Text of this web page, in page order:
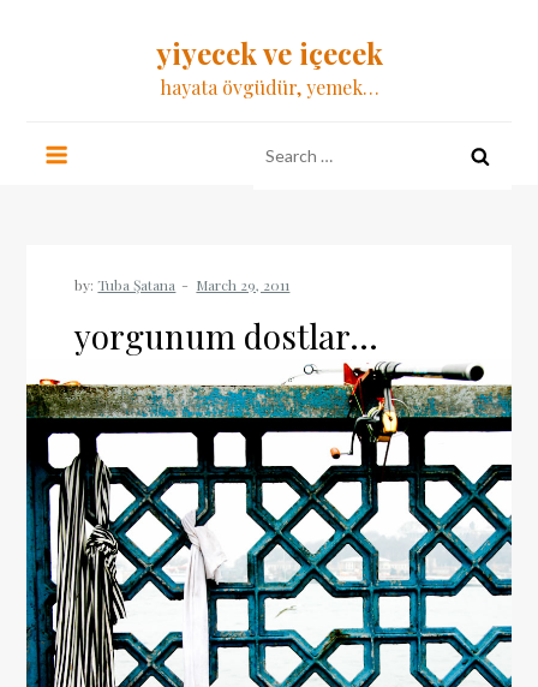
yiyecek ve içecek
hayata övgüdür, yemek…
for:
by:Tuba Şatana
yorgunum dostlar…